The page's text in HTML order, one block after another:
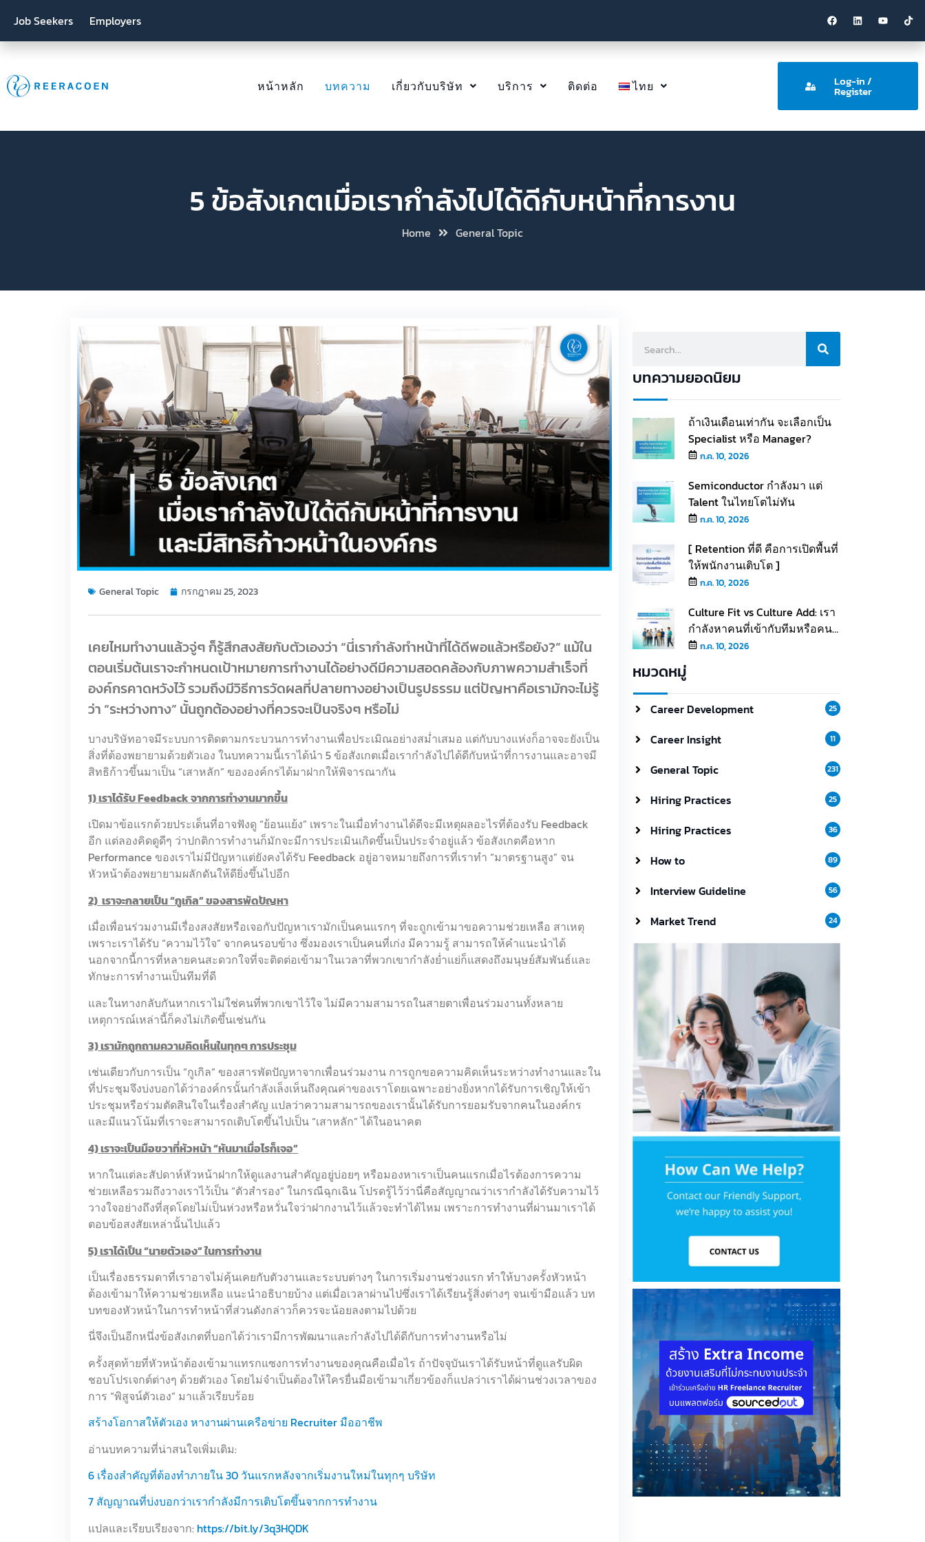
Job Seekers Employers
หน้าหลัก บทความ เกี่ยวกับบริษัท บริการ ติดต่อ ไทย Log-in /
Register
5 ข้อสังเกตเมื่อเรากำลังไปได้ดีกับหน้าที่การงาน
Home General Topic
General Topic กรกฎาคม 25, 2023
เคยไหมทำงานแล้วจู่ๆ ก็รู้สึกสงสัยกับตัวเองว่า “นี่เรากำลังทำหน้าที่ได้ดีพอแล้วหรือยัง?” แม้ใน
ตอนเริ่มต้นเราจะกำหนดเป้าหมายการทำงานได้อย่างดีมีความสอดคล้องกับภาพความสำเร็จที่
องค์กรคาดหวังไว้ รวมถึงมีวิธีการวัดผลที่ปลายทางอย่างเป็นรูปธรรม แต่ปัญหาคือเรามักจะไม่รู้
ว่า “ระหว่างทาง” นั้นถูกต้องอย่างที่ควรจะเป็นจริงๆ หรือไม่
บางบริษัทอาจมีระบบการติดตามกระบวนการทำงานเพื่อประเมิณอย่างสม่ำเสมอ แต่กับบางแห่งก็อาจจะยังเป็น
สิ่งที่ต้องพยายามด้วยตัวเอง ในบทความนี้เราได้นำ 5 ข้อสังเกตเมื่อเรากำลังไปได้ดีกับหน้าที่การงานและอาจมี
สิทธิก้าวขึ้นมาเป็น “เสาหลัก” ขององค์กรได้มาฝากให้พิจารณากัน
1) เราได้รับ Feedback จากการทำงานมากขึ้น
เปิดมาข้อแรกด้วยประเด็นที่อาจฟังดู “ย้อนแย้ง” เพราะในเมื่อทำงานได้ดีจะมีเหตุผลอะไรที่ต้องรับ Feedback
อีก แต่ลองคิดดูดีๆ ว่าปกติการทำงานก็มักจะมีการประเมินเกิดขึ้นเป็นประจำอยู่แล้ว ข้อสังเกตคือหาก
Performance ของเราไม่มีปัญหาแต่ยังคงได้รับ Feedback อยู่อาจหมายถึงการที่เราทำ “มาตรฐานสูง” จน
หัวหน้าต้องพยายามผลักดันให้ดียิ่งขึ้นไปอีก
2) เราจะกลายเป็น “กูเกิล” ของสารพัดปัญหา
เมื่อเพื่อนร่วมงานมีเรื่องสงสัยหรือเจอกับปัญหาเรามักเป็นคนแรกๆ ที่จะถูกเข้ามาขอความช่วยเหลือ สาเหตุ
เพราะเราได้รับ “ความไว้ใจ” จากคนรอบข้าง ซึ่งมองเราเป็นคนที่เก่ง มีความรู้ สามารถให้คำแนะนำได้
นอกจากนี้การที่หลายคนสะดวกใจที่จะติดต่อเข้ามาในเวลาที่พวกเขากำลังย่ำแย่ก็แสดงถึงมนุษย์สัมพันธ์และ
ทักษะการทำงานเป็นทีมที่ดี
และในทางกลับกันหากเราไม่ใช่คนที่พวกเขาไว้ใจ ไม่มีความสามารถในสายตาเพื่อนร่วมงานทั้งหลาย
เหตุการณ์เหล่านี้ก็คงไม่เกิดขึ้นเช่นกัน
3) เรามักถูกถามความคิดเห็นในทุกๆ การประชุม
เช่นเดียวกับการเป็น “กูเกิล” ของสารพัดปัญหาจากเพื่อนร่วมงาน การถูกขอความคิดเห็นระหว่างทำงานและใน
ที่ประชุมจึงบ่งบอกได้ว่าองค์กรนั้นกำลังเล็งเห็นถึงคุณค่าของเราโดยเฉพาะอย่างยิ่งหากได้รับการเชิญให้เข้า
ประชุมหรือร่วมตัดสินใจในเรื่องสำคัญ แปลว่าความสามารถของเรานั้นได้รับการยอมรับจากคนในองค์กร
และมีแนวโน้มที่เราจะสามารถเติบโตขึ้นไปเป็น “เสาหลัก” ได้ในอนาคต
4) เราจะเป็นมือขวาที่หัวหน้า “หันมาเมื่อไรก็เจอ”
หากในแต่ละสัปดาห์หัวหน้าฝากให้ดูแลงานสำคัญอยู่บ่อยๆ หรือมองหาเราเป็นคนแรกเมื่อไรต้องการความ
ช่วยเหลือรวมถึงวางเราไว้เป็น “ตัวสำรอง” ในกรณีฉุกเฉิน โปรดรู้ไว้ว่านี่คือสัญญาณว่าเรากำลังได้รับความไว้
วางใจอย่างถึงที่สุดโดยไม่เป็นห่วงหรือหวั่นใจว่าฝากงานไว้แล้วจะทำได้ไหม เพราะการทำงานที่ผ่านมาเราได้
ตอบข้อสงสัยเหล่านั้นไปแล้ว
5) เราได้เป็น “นายตัวเอง” ในการทำงาน
เป็นเรื่องธรรมดาที่เราอาจไม่คุ้นเคยกับตัวงานและระบบต่างๆ ในการเริ่มงานช่วงแรก ทำให้บางครั้งหัวหน้า
ต้องเข้ามาให้ความช่วยเหลือ แนะนำอธิบายบ้าง แต่เมื่อเวลาผ่านไปซึ่งเราได้เรียนรู้สิ่งต่างๆ จนเข้ามือแล้ว บท
บทของหัวหน้าในการทำหน้าที่ส่วนดังกล่าวก็ควรจะน้อยลงตามไปด้วย
นี่จึงเป็นอีกหนึ่งข้อสังเกตที่บอกได้ว่าเรามีการพัฒนาและกำลังไปได้ดีกับการทำงานหรือไม่
ครั้งสุดท้ายที่หัวหน้าต้องเข้ามาแทรกแซงการทำงานของคุณคือเมื่อไร ถ้าปัจจุบันเราได้รับหน้าที่ดูแลรับผิด
ชอบโปรเจกต์ต่างๆ ด้วยตัวเอง โดยไม่จำเป็นต้องให้ใครยื่นมือเข้ามาเกี่ยวข้องก็แปลว่าเราได้ผ่านช่วงเวลาของ
การ “พิสูจน์ตัวเอง” มาแล้วเรียบร้อย
สร้างโอกาสให้ตัวเอง หางานผ่านเครือข่าย Recruiter มืออาชีพ
อ่านบทความที่น่าสนใจเพิ่มเติม:
6 เรื่องสำคัญที่ต้องทำภายใน 30 วันแรกหลังจากเริ่มงานใหม่ในทุกๆ บริษัท
7 สัญญาณที่บ่งบอกว่าเรากำลังมีการเติบโตขึ้นจากการทำงาน
แปลและเรียบเรียงจาก: https://bit.ly/3q3HQDK
บทความยอดนิยม
ถ้าเงินเดือนเท่ากัน จะเลือกเป็น
Specialist หรือ Manager?
ก.ค. 10, 2026
Semiconductor กำลังมา แต่
Talent ในไทยโตไม่ทัน
ก.ค. 10, 2026
[ Retention ที่ดี คือการเปิดพื้นที่
ให้พนักงานเติบโต ]
ก.ค. 10, 2026
Culture Fit vs Culture Add: เรา
กำลังหาคนที่เข้ากับทีมหรือคนที่
เติมเต็มให้ทีม
ก.ค. 10, 2026
หมวดหมู่
Career Development 25
Career Insight 11
General Topic 231
Hiring Practices 25
Hiring Practices 36
How to 89
Interview Guideline 56
Market Trend 24